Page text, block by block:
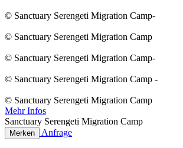
© Sanctuary Serengeti Migration Camp-
© Sanctuary Serengeti Migration Camp
© Sanctuary Serengeti Migration Camp-
© Sanctuary Serengeti Migration Camp -
© Sanctuary Serengeti Migration Camp
Mehr Infos
Sanctuary Serengeti Migration Camp
Merken Anfrage